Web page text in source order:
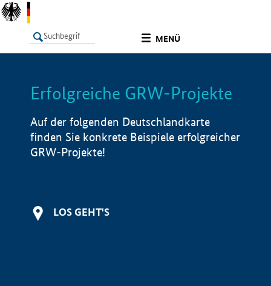
MENÜ
LISTE Info
Erfolgreiche GRW-Projekte
Auf der folgenden Deutschlandkarte
finden Sie konkrete Beispiele erfolgreicher
GRW-Projekte!
LOS GEHT'S